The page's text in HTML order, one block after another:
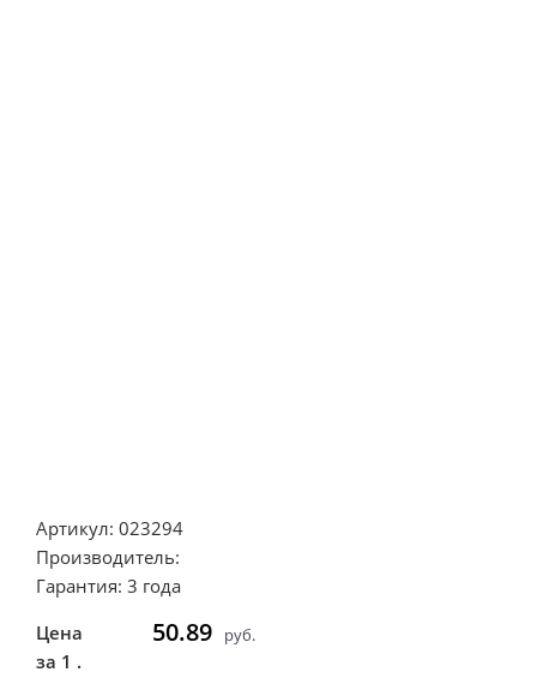
Артикул: 023294
Производитель:
Гарантия: 3 года
Цена
за 1 .
50.89 руб.